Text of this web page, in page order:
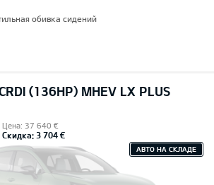
обивка сидений
(136HP) MHEV LX PLUS
Цена: 37 640 €
Скидка: 3 704 €
АВТО НА СКЛАДЕ